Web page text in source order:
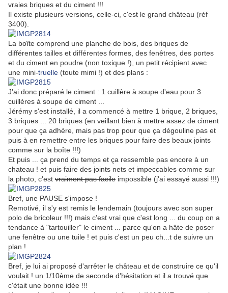
vraies briques et du ciment !!!
Il existe plusieurs versions, celle-ci, c'est le grand château (réf
3400).
La boîte comprend une planche de bois, des briques de
différentes tailles et différentes formes, des fenêtres, des portes
et du ciment en poudre (non toxique !), un petit récipient avec
une mini-truelle (toute mimi !) et des plans :
J'ai donc préparé le ciment : 1 cuillère à soupe d'eau pour 3
cuillères à soupe de ciment ...
Jérémy s'est installé, il a commencé à mettre 1 brique, 2 briques,
3 briques ... 20 briques (en veillant bien à mettre assez de ciment
pour que ça adhère, mais pas trop pour que ça dégouline pas et
puis à en remettre entre les briques pour faire des beaux joints
comme sur la boîte !!!)
Et puis ... ça prend du temps et ça ressemble pas encore à un
chateau ! et puis faire des joints nets et impeccables comme sur
la photo, c'est vraiment pas facile impossible (j'ai essayé aussi !!!)
Bref, une PAUSE s'impose !
Remotivé, il s'y est remis le lendemain (toujours avec son super
polo de bricoleur !!!) mais c'est vrai que c'est long ... du coup on a
tendance à "tartouiller" le ciment ... parce qu'on a hâte de poser
une fenêtre ou une tuile ! et puis c'est un peu ch...t de suivre un
plan !
Bref, je lui ai proposé d'arrêter le château et de construire ce qu'il
voulait ! un 1/10ème de seconde d'hésitation et il a trouvé que
c'était une bonne idée !!!